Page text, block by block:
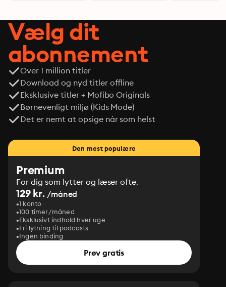
Vælg dit
abonnement
Over 1 million titler
Download og nyd titler offline
Eksklusive titler + Mofibo Originals
Børnevenligt miljø (Kids Mode)
Det er nemt at opsige når som helst
Den mest populære
Premium
For dig som lytter og læser ofte.
129 kr. /måned
1 konto
100 timer/måned
Eksklusivt indhold hver uge
Fri lytning til podcasts
Ingen binding
Prøv gratis